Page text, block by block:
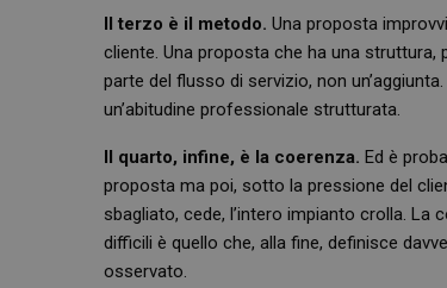
Il terzo è il metodo. Una proposta
cliente. Una proposta che ha una
parte del flusso di servizio, non
un’abitudine professionale strutturata.
Il quarto, infine, è la coerenza. Ed è
proposta ma poi, sotto la pressione del
sbagliato, cede, l’intero impianto crolla.
difficili è quello che, alla fine, definisce
osservato.